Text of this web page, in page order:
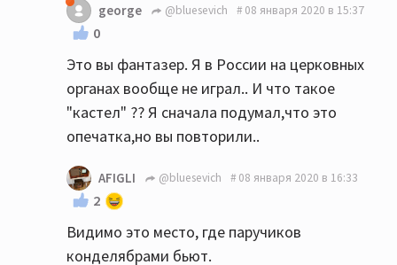
george @bluesevich 08 января 2020 в 15:37
0
Это вы фантазер. Я в России на церковных
органах вообще не играл.. И что такое
"кастел" ?? Я сначала подумал,что это
опечатка,но вы повторили..
AFIGLI @bluesevich 08 января 2020 в 16:33
2
Видимо это место, где паручиков
конделябрами бьют.